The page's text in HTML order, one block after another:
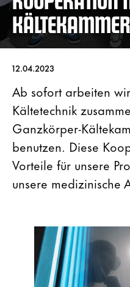
KÄLTEKAMMER
12.04.2023
Ab sofort arbeiten
Kältetechnik
Ganzkörper-
benutzen. Diese
Vorteile für unsere
unsere medizinische